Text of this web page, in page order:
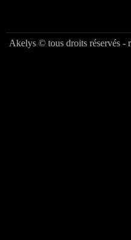
Akelys © tous droits réservés -